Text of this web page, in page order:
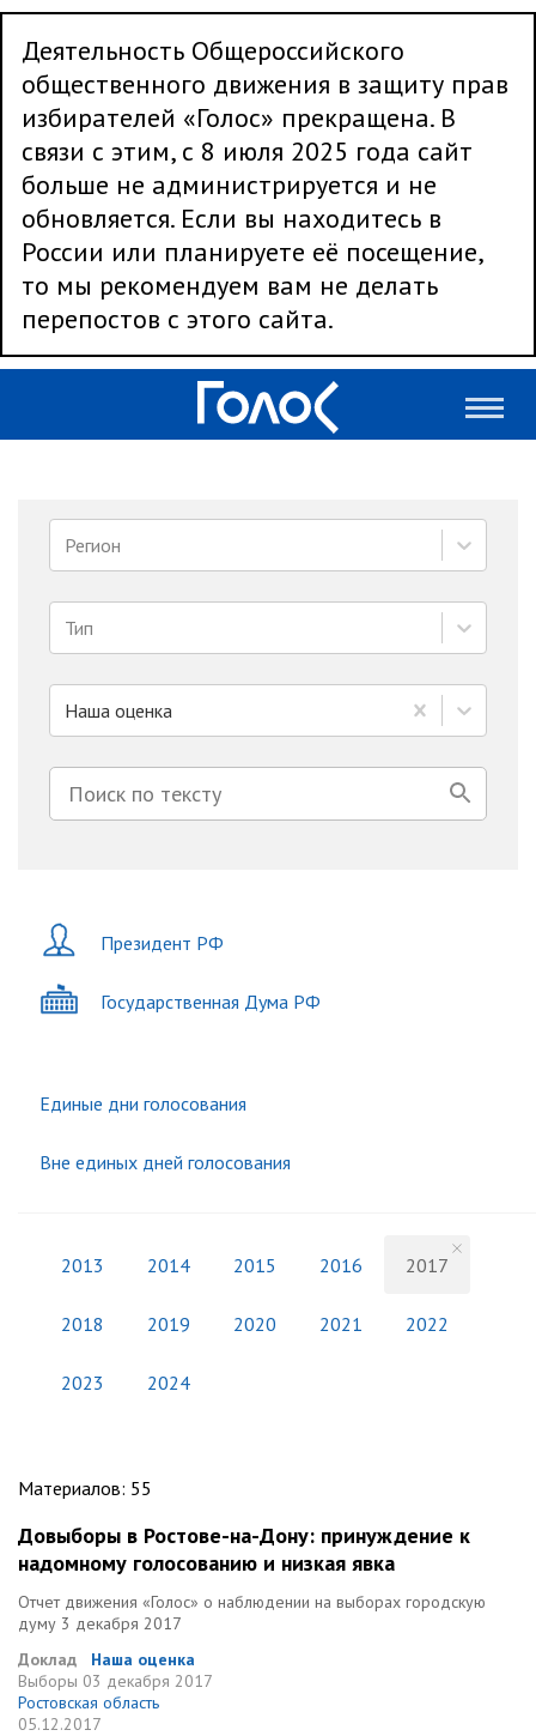
Деятельность Общероссийского
общественного движения в защиту прав
избирателей «Голос» прекращена. В
связи с этим, с 8 июля 2025 года сайт
больше не администрируется и не
обновляется. Если вы находитесь в
России или планируете её посещение,
то мы рекомендуем вам не делать
перепостов с этого сайта.
Регион
Тип
Наша оценка
Президент РФ
Государственная Дума РФ
Единые дни голосования
Вне единых дней голосования
2013 2014 2015 2016 2017
2018 2019 2020 2021 2022
2023 2024
Материалов: 55
Довыборы в Ростове-на-Дону: принуждение к
надомному голосованию и низкая явка
Отчет движения «Голос» о наблюдении на выборах городскую
думу 3 декабря 2017
Доклад
Наша оценка
Выборы 03 декабря 2017
Ростовская область
05.12.2017